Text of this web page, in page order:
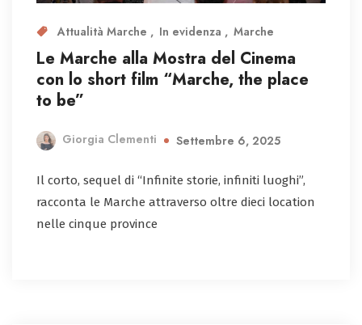
Attualità Marche In evidenza Marche
Le Marche alla Mostra del Cinema
con lo short film “Marche, the place
to be”
Giorgia Clementi Settembre 6, 2025
Il corto, sequel di “Infinite storie, infiniti luoghi”,
racconta le Marche attraverso oltre dieci location
nelle cinque province